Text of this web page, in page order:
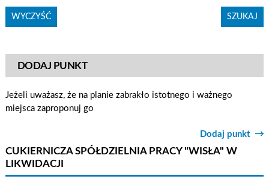
DODAJ PUNKT
Jeżeli uważasz, że na planie zabrakło istotnego i ważnego
miejsca zaproponuj go
Dodaj punkt
CUKIERNICZA SPÓŁDZIELNIA PRACY "WISŁA" W
LIKWIDACJI